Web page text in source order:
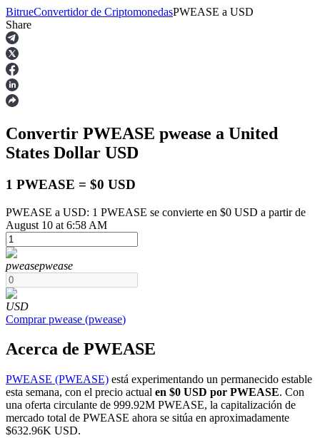
Futuros
Futuros del USDT
Futuros COIN-M
Futuros de criptomonedas
BitrueConvertidor de CriptomonedasPWEASE a USD
Share
Convertir PWEASE pwease a United
States Dollar USD
1 PWEASE = $0 USD
PWEASE a USD: 1 PWEASE se convierte en $0 USD a partir de
August 10 at 6:58 AM
pweasepwease
USD
Comprar pwease (pwease)
Acerca de PWEASE
PWEASE (PWEASE) está experimentando un permanecido estable
esta semana, con el precio actual en $0 USD por PWEASE. Con
una oferta circulante de 999.92M PWEASE, la capitalización de
mercado total de PWEASE ahora se sitúa en aproximadamente
$632.96K USD.